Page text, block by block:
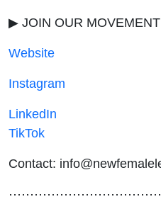
▶ JOIN OUR MOVEMENT
Website
Instagram
LinkedIn
TikTok
Contact: